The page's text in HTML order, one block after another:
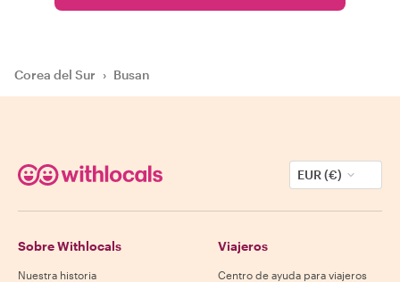
Corea del Sur › Busan
EUR (€)
Sobre Withlocals
Nuestra historia
Viajeros
Centro de ayuda para viajeros